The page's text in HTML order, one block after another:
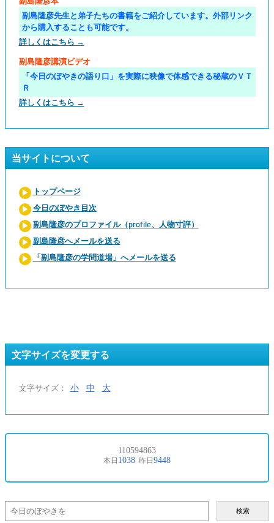
副島隆彦先生と弟子たちの書籍をご紹介しています。外部リンク
から購入することも可能です。
詳しくはこちら →
副島隆彦講演ビデオ
「今日のぼやきの語り口」を実際に映像で体感できる秘蔵のＶＴ
Ｒ
詳しくはこちら →
当サイトについて
トップページ
今日のぼやき目次
副島隆彦のプロファイル（profile、人物寸評）
副島隆彦へメールを送る
「副島隆彦の学問道場」へメールを送る
文字サイズを変更する
文字サイズ： 小 中 大
検索